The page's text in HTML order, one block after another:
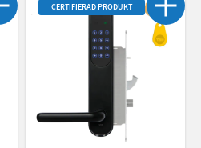
CERTIFIERAD PRODUKT